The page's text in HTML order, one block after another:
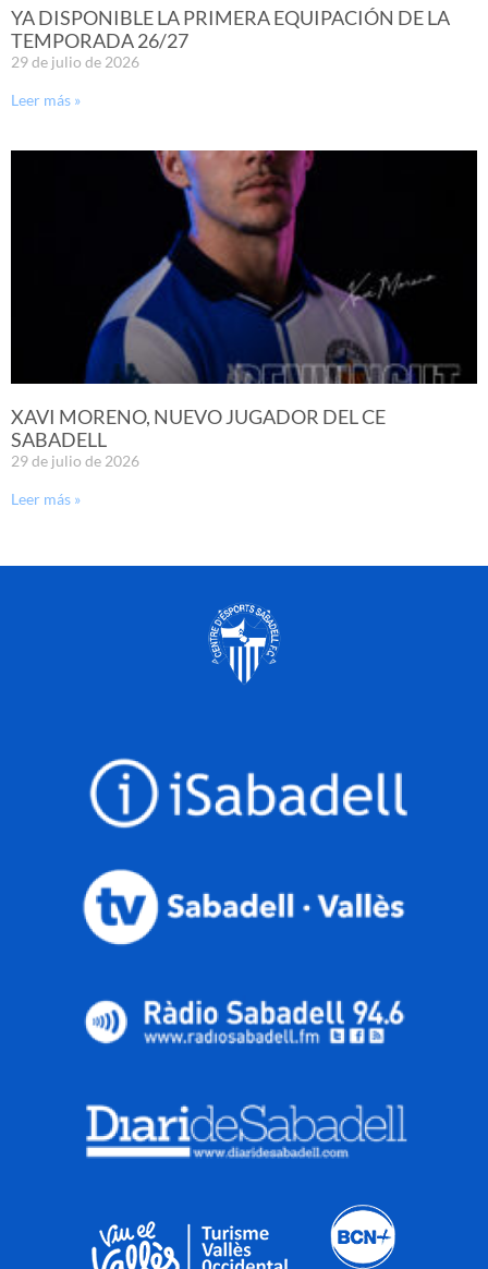
YA DISPONIBLE LA PRIMERA EQUIPACIÓN DE LA
TEMPORADA 26/27
29 de julio de 2026
Leer más »
XAVI MORENO, NUEVO JUGADOR DEL CE
SABADELL
29 de julio de 2026
Leer más »